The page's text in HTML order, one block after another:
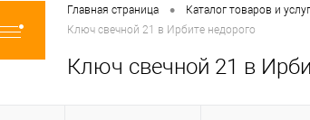
Главная страница • Каталог товаров и услуг
Ключ свечной 21 в Ирбите недорого
Ключ свечной 21 в